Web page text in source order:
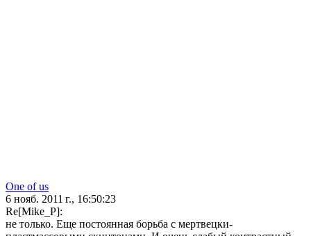
One of us
6 нояб. 2011 г., 16:50:23
Re[Mike_P]:
не только. Еще постоянная борьба с мертвецки-